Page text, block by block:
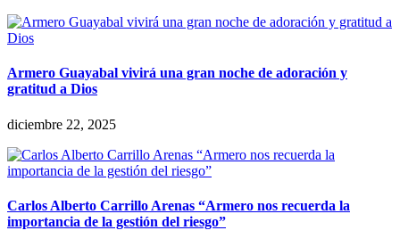
Armero Guayabal vivirá una gran noche de adoración y
gratitud a Dios
diciembre 22, 2025
Carlos Alberto Carrillo Arenas “Armero nos recuerda la
importancia de la gestión del riesgo”